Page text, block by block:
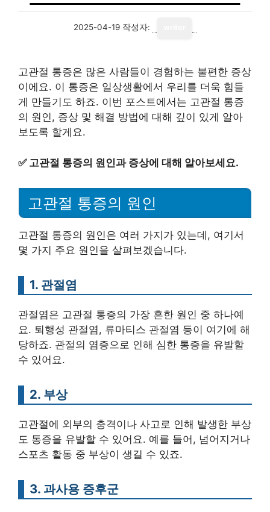
2025-04-19 작성자:
고관절 통증은 많은 사람들이 경험하는 불편한 증상
이에요. 이 통증은 일상생활에서 우리를 더욱 힘들
게 만들기도 하죠. 이번 포스트에서는 고관절 통증
의 원인, 증상 및 해결 방법에 대해 깊이 있게 알아
보도록 할게요.
✅ 고관절 통증의 원인과 증상에 대해 알아보세요.
고관절 통증의 원인
고관절 통증의 원인은 여러 가지가 있는데, 여기서
몇 가지 주요 원인을 살펴보겠습니다.
1. 관절염
관절염은 고관절 통증의 가장 흔한 원인 중 하나예
요. 퇴행성 관절염, 류마티스 관절염 등이 여기에 해
당하죠. 관절의 염증으로 인해 심한 통증을 유발할
수 있어요.
2. 부상
고관절에 외부의 충격이나 사고로 인해 발생한 부상
도 통증을 유발할 수 있어요. 예를 들어, 넘어지거나
스포츠 활동 중 부상이 생길 수 있죠.
3. 과사용 증후군